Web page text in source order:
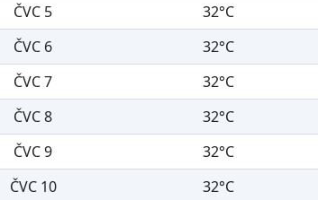
ČVC 5
32°C
ČVC 6
32°C
ČVC 7
32°C
ČVC 8
32°C
ČVC 9
32°C
ČVC 10
32°C